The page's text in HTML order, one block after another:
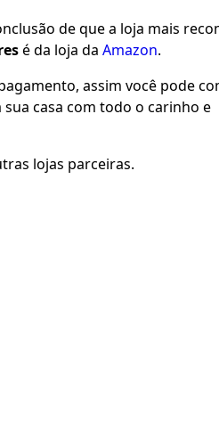
de que a loja mais
é da loja da Amazon.
assim você pode
casa com todo o carinho e
lojas parceiras.